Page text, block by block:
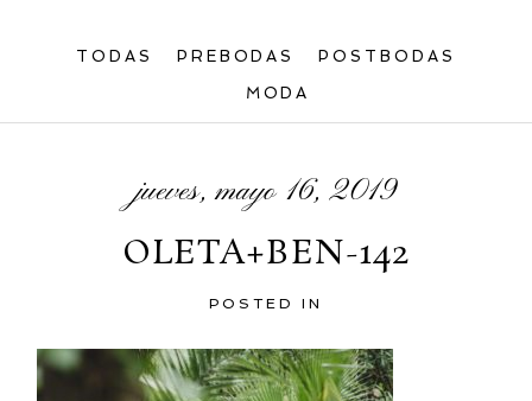
TODAS PREBODAS POSTBODAS
MODA
jueves, mayo 16, 2019
OLETA+BEN-142
POSTED IN